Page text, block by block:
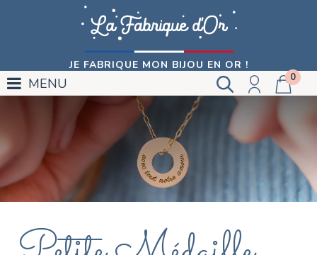
JE FABRIQUE MON BIJOU EN OR !
0
MENU